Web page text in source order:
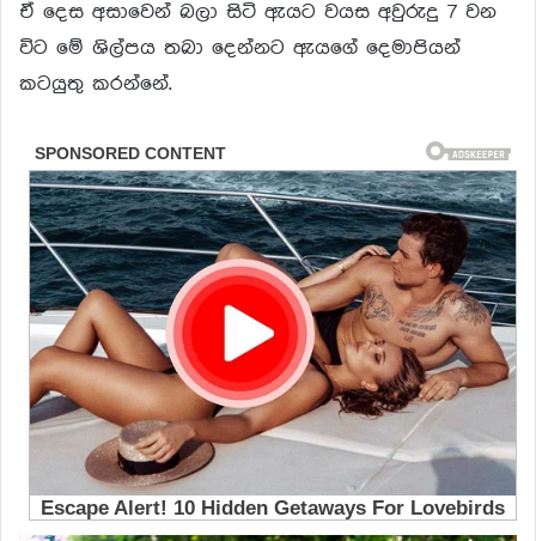
ඒ දෙස අසාවෙන් බලා සිටි ඇයට වයස අවුරුදු 7 වන
විට මේ ශිල්පය තබා දෙන්නට ඇයගේ දෙමාපියන්
කටයුතු කරන්නේ.